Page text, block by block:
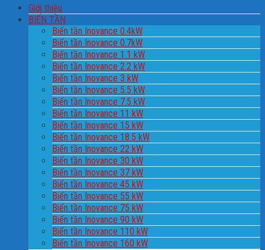
Giới thiệu
BIẾN TẦN
Biến tần Inovance 0.4kW
Biến tần Inovance 0.7kW
Biến tần Inovance 1.1 kW
Biến tần Inovance 2.2 kW
Biến tần Inovance 3 kW
Biến tần Inovance 5.5 kW
Biến tần Inovance 7.5 kW
Biến tần Inovance 11 kW
Biến tần Inovance 15 kW
Biến tần Inovance 18.5 kW
Biến tần Inovance 22 kW
Biến tần Inovance 30 kW
Biến tần Inovance 37 kW
Biến tần Inovance 45 kW
Biến tần Inovance 55 kW
Biến tần Inovance 75 kW
Biến tần Inovance 90 kW
Biến tần Inovance 110 kW
Biến tần Inovance 160 kW